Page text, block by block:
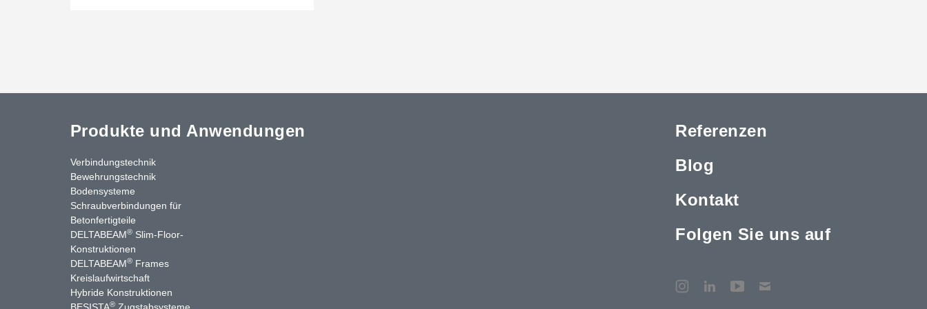
Produkte und Anwendungen
Verbindungstechnik
Bewehrungstechnik
Bodensysteme
Schraubverbindungen für
Betonfertigteile
DELTABEAM® Slim-Floor-
Konstruktionen
DELTABEAM® Frames
Kreislaufwirtschaft
Hybride Konstruktionen
BESISTA® Zugstabsysteme
Referenzen
Blog
Kontakt
Folgen Sie uns auf
YouTubeKontakt